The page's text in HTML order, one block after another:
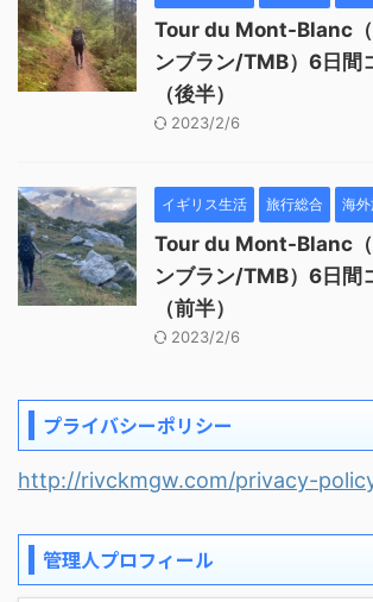
Tour du Mont-Blanc（
ンブラン/TMB）6日間
（後半）
2023/2/6
イギリス生活 旅行総合 海
Tour du Mont-Blanc（
ンブラン/TMB）6日間
（前半）
2023/2/6
プライバシーポリシー
http://rivckmgw.com/privacy-
管理人プロフィール